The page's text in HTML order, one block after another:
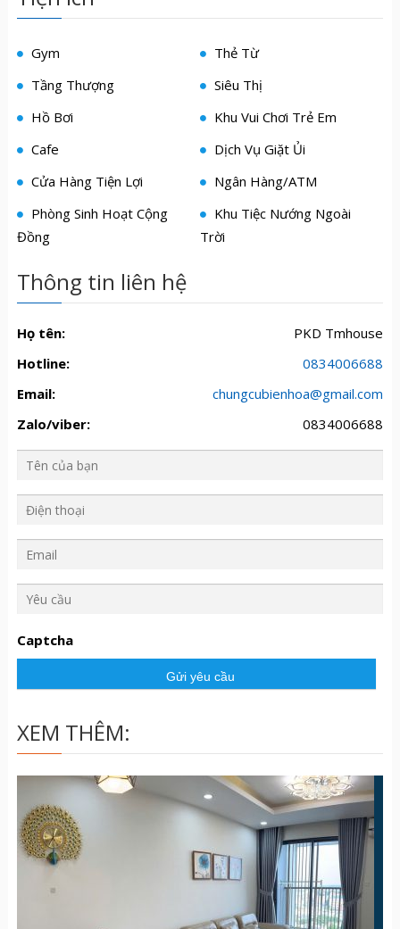
Gym
Thẻ Từ
Tầng Thượng
Siêu Thị
Hồ Bơi
Khu Vui Chơi Trẻ Em
Cafe
Dịch Vụ Giặt Ủi
Cửa Hàng Tiện Lợi
Ngân Hàng/ATM
Phòng Sinh Hoạt Cộng
Đồng
Khu Tiệc Nướng Ngoài
Trời
Thông tin liên hệ
Họ tên:
PKD Tmhouse
Hotline:
0834006688
Email:
chungcubienhoa@gmail.com
Zalo/viber:
0834006688
c
ầ
Captcha
XEM THÊM: